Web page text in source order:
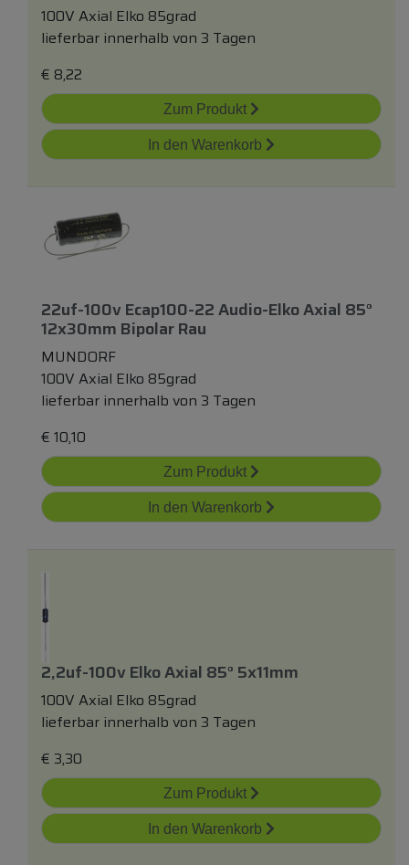
100V Axial Elko 85grad
lieferbar innerhalb von 3 Tagen
€ 8,22
Zum Produkt
In den Warenkorb
22uf-100v Ecap100-22 Audio-Elko Axial 85°
12x30mm Bipolar Rau
MUNDORF
100V Axial Elko 85grad
lieferbar innerhalb von 3 Tagen
€ 10,10
Zum Produkt
In den Warenkorb
2,2uf-100v Elko Axial 85° 5x11mm
100V Axial Elko 85grad
lieferbar innerhalb von 3 Tagen
€ 3,30
Zum Produkt
In den Warenkorb